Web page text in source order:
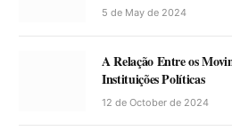
5 de May de 2024
A Relação Entre os
Instituições Políticas
12 de October de 2024